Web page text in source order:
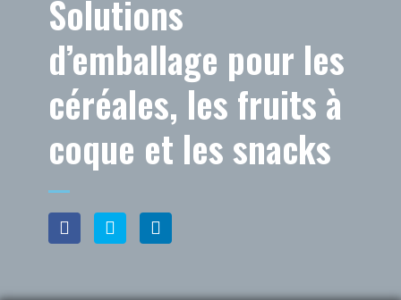
Solutions
d’emballage pour les
céréales, les fruits à
coque et les snacks